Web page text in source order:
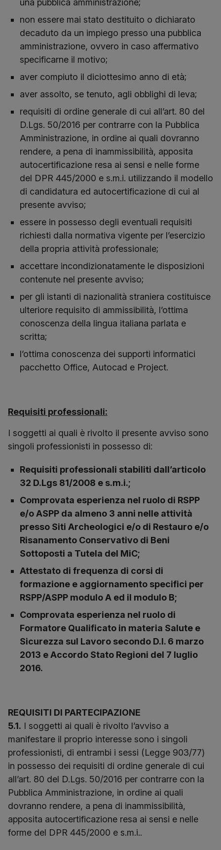
una pubblica amministrazione;
non essere mai stato destituito o dichiarato
decaduto da un impiego presso una pubblica
amministrazione, ovvero in caso affermativo
specificarne il motivo;
aver compiuto il diciottesimo anno di età;
aver assolto, se tenuto, agli obblighi di leva;
requisiti di ordine generale di cui all’art. 80 del
D.Lgs. 50/2016 per contrarre con la Pubblica
Amministrazione, in ordine ai quali dovranno
rendere, a pena di inammissibilità, apposita
autocertificazione resa ai sensi e nelle forme
del DPR 445/2000 e s.m.i. utilizzando il modello
di candidatura ed autocertificazione di cui al
presente avviso;
essere in possesso degli eventuali requisiti
richiesti dalla normativa vigente per l’esercizio
della propria attività professionale;
accettare incondizionatamente le disposizioni
contenute nel presente avviso;
per gli istanti di nazionalità straniera costituisce
ulteriore requisito di ammissibilità, l’ottima
conoscenza della lingua italiana parlata e
scritta;
l’ottima conoscenza dei supporti informatici
pacchetto Office, Autocad e Project.
Requisiti professionali:
I soggetti ai quali è rivolto il presente avviso sono
singoli professionisti in possesso di:
Requisiti professionali stabiliti dall’articolo
32 D.Lgs 81/2008 e s.m.i.;
Comprovata esperienza nel ruolo di RSPP
e/o ASPP da almeno 3 anni nelle attività
presso Siti Archeologici e/o di Restauro e/o
Risanamento Conservativo di Beni
Sottoposti a Tutela del MiC;
Attestato di frequenza di corsi di
formazione e aggiornamento specifici per
RSPP/ASPP modulo A ed il modulo B;
Comprovata esperienza nel ruolo di
Formatore Qualificato in materia Salute e
Sicurezza sul Lavoro secondo D.I. 6 marzo
2013 e Accordo Stato Regioni del 7 luglio
2016.
REQUISITI DI PARTECIPAZIONE
5.1. I soggetti ai quali è rivolto l’avviso a
manifestare il proprio interesse sono i singoli
professionisti, di entrambi i sessi (Legge 903/77)
in possesso dei requisiti di ordine generale di cui
all’art. 80 del D.Lgs. 50/2016 per contrarre con la
Pubblica Amministrazione, in ordine ai quali
dovranno rendere, a pena di inammissibilità,
apposita autocertificazione resa ai sensi e nelle
forme del DPR 445/2000 e s.m.i..